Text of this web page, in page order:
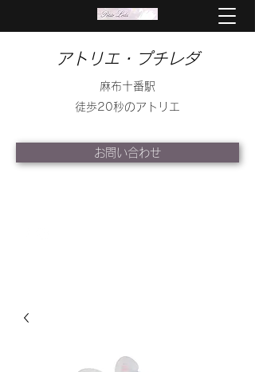
アトリエ・プチレダ
麻布十番駅
徒歩20秒のアトリエ
お問い合わせ